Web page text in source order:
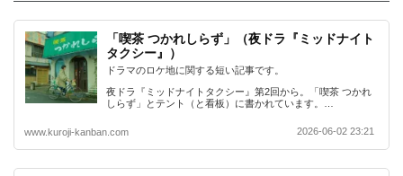
「喫茶 つかれしらず」（夜ドラ『ミッドナイト
タクシー』）
ドラマのロケ地に関する短い記事です。
夜ドラ『ミッドナイトタクシー』第2回から。「喫茶 つかれ
しらず」とテント（と看板）に書かれています。…
www.kuroji-kanban.com 2026-06-02 23:21